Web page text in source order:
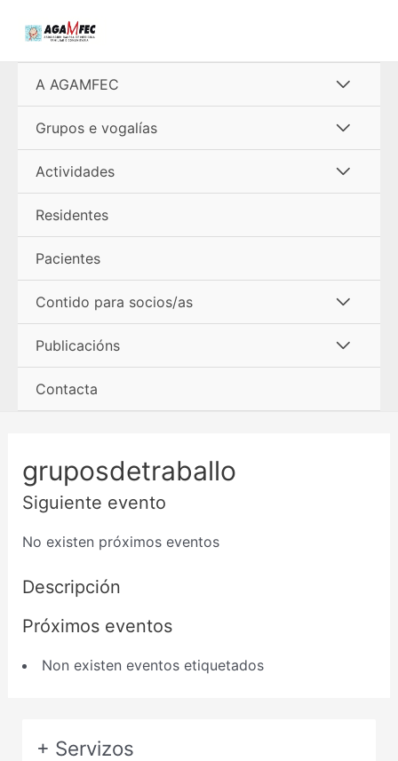
A AGAMFEC
menú
Grupos e vogalías
menú
Actividades
Residentes
Pacientes
Contido para socios/as
menú
Publicacións
Contacta
gruposdetraballo
Siguiente evento
No existen próximos eventos
Descripción
Próximos eventos
Non existen eventos etiquetados
+ Servizos